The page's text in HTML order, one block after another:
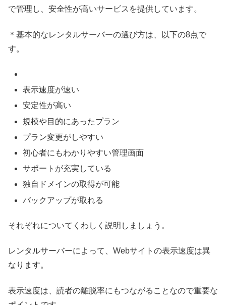
で管理し、安全性が高いサービスを提供しています。
＊基本的なレンタルサーバーの選び方は、以下の8点で
す。
表示速度が速い
安定性が高い
規模や目的にあったプラン
プラン変更がしやすい
初心者にもわかりやすい管理画面
サポートが充実している
独自ドメインの取得が可能
バックアップが取れる
それぞれについてくわしく説明しましょう。
レンタルサーバーによって、Webサイトの表示速度は異
なります。
表示速度は、読者の離脱率にもつながることなので重要な